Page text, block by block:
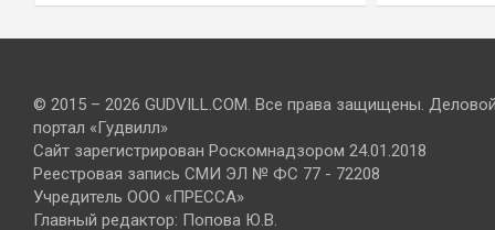
© 2015 – 2026 GUDVILL.COM. Все права защищены.
портал «Гудвилл»
Сайт зарегистрирован Роскомнадзором 24.01.2018
Реестровая запись СМИ ЭЛ № ФС 77 - 72208
Учредитель ООО «ПРЕССА»
Главный редактор: Попова Ю.В.